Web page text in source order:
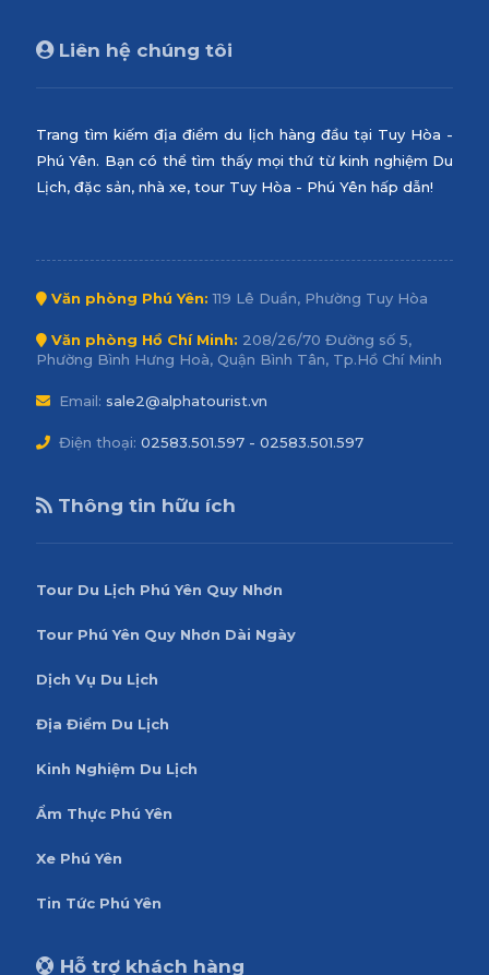
Liên hệ chúng tôi
Trang tìm kiếm địa điểm du lịch hàng đầu tại Tuy Hòa -
Phú Yên. Bạn có thể tìm thấy mọi thứ từ kinh nghiệm Du
Lịch, đặc sản, nhà xe, tour Tuy Hòa - Phú Yên hấp dẫn!
Văn phòng Phú Yên: 119 Lê Duẩn, Phường Tuy Hòa
Văn phòng Hồ Chí Minh: 208/26/70 Đường số 5,
Phường Bình Hưng Hoà, Quận Bình Tân, Tp.Hồ Chí Minh
Email: sale2@alphatourist.vn
Điện thoại: 02583.501.597 - 02583.501.597
Thông tin hữu ích
Tour Du Lịch Phú Yên Quy Nhơn
Tour Phú Yên Quy Nhơn Dài Ngày
Dịch Vụ Du Lịch
Địa Điểm Du Lịch
Kinh Nghiệm Du Lịch
Ẩm Thực Phú Yên
Xe Phú Yên
Tin Tức Phú Yên
Hỗ trợ khách hàng